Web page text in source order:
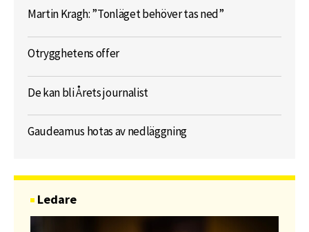
Martin Kragh: ”Tonläget behöver tas ned”
Otrygghetens offer
De kan bli Årets journalist
Gaudeamus hotas av nedläggning
Ledare